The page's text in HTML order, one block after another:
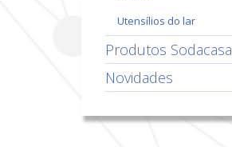
utensílios do lar
Produtos Sodacasa
Novidades